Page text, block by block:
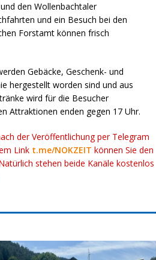
den Wollenbachtaler
und ein Besuch bei den
Forstamt können frisch
Gebäcke, Geschenk- und
hergestellt worden sind und aus
wird für die Besucher
Attraktionen enden gegen 17 Uhr.
der Veröffentlichung per Telegram
Link t.me/NOKZEIT können Sie den
stehen beide Kanäle kostenlos